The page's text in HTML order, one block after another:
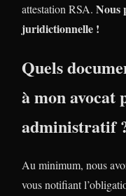
attestation RSA. Nous
juridictionnelle !
Quels
à mon
administratif
Au minimum, nous
vous notifiant